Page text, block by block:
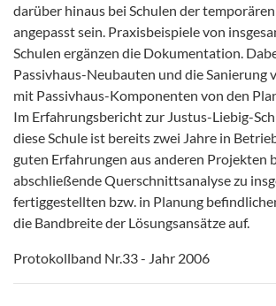
darüber hinaus bei Schulen der
angepasst sein. Praxisbeispiele von
Schulen ergänzen die Dokumentation.
Passivhaus-Neubauten und die Sanierung
mit Passivhaus-Komponenten von den
Im Erfahrungsbericht zur Justus-Liebig-
diese Schule ist bereits zwei Jahre in
guten Erfahrungen aus anderen Projekten
abschließende Querschnittsanalyse zu
fertiggestellten bzw. in Planung
die Bandbreite der Lösungsansätze auf.
Protokollband Nr.33 - Jahr 2006